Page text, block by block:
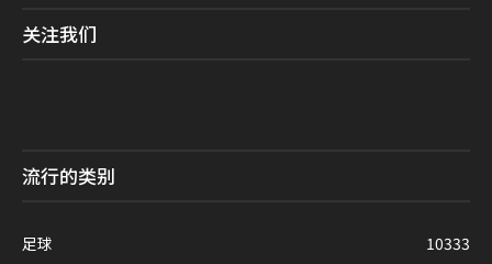
关注我们
流行的类别
足球
10333